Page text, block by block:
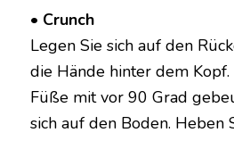
• Crunch
Legen Sie sich auf den
die Hände hinter dem
Füße mit vor 90 Grad
sich auf den Boden. Heben